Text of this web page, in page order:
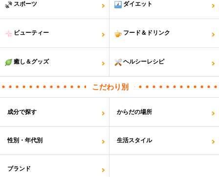
スポーツ ダイエット
ビューティー フード＆ドリンク
癒し＆グッズ ヘルシーレシピ
こだわり別
成分で探す からだの場所
性別・年代別 生活スタイル
ブランド